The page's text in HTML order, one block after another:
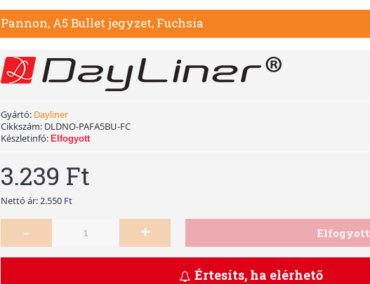
Pannon, A5 Bullet jegyzet, Fuchsia
Gyártó: Dayliner
Cikkszám: DLDNO-PAFA5BU-FC
Készletinfó: Elfogyott
3.239 Ft
Nettó ár: 2.550 Ft
- + Elfogyott
Értesíts, ha elérhető